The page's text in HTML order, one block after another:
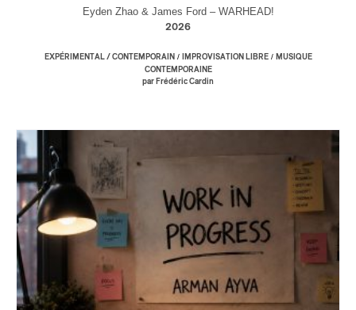
Eyden Zhao & James Ford – WARHEAD!
2026
EXPÉRIMENTAL / CONTEMPORAIN / IMPROVISATION LIBRE/ MUSIQUE
CONTEMPORAINE
par Frédéric Cardin